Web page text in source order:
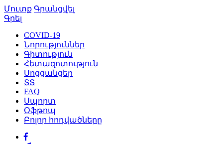
Մուտք Գրանցվել
Գրել
COVID-19
Նորություններ
Գիտություն
Հետազոտություն
Սոցցանցեր
ՏՏ
FAQ
Սպորտ
Օֆթոպ
Բոլոր հոդվածները